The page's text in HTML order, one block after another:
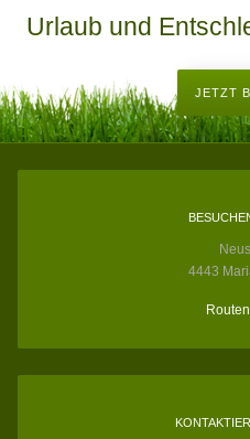
Urlaub und
JETZT
4443